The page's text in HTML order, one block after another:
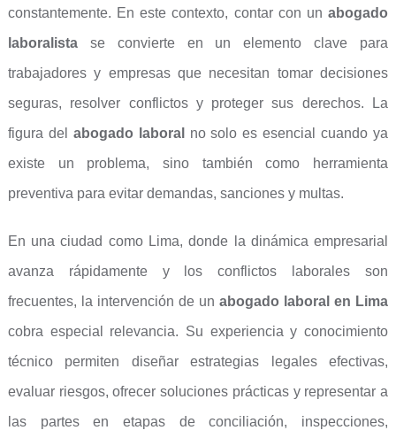
constantemente. En este contexto, contar con unabogado
laboralistase convierte en un elemento clave para
trabajadores y empresas que necesitan tomar decisiones
seguras, resolver conflictos y proteger sus derechos. La
figura del abogado laboral
no solo es esencial cuando ya
existe un problema, sino también como herramienta
preventiva para evitar demandas, sanciones y multas.
En una ciudad como Lima, donde la dinámica empresarial
avanza rápidamente y los conflictos laborales son
frecuentes, la intervención de unabogado laboral en Lima
cobra especial relevancia. Su experiencia y conocimiento
técnico permiten diseñar estrategias legales efectivas,
evaluar riesgos, ofrecer soluciones prácticas y representar a
las partes en etapas de conciliación, inspecciones,